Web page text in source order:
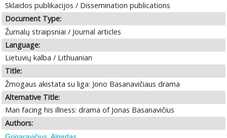
Sklaidos publikacijos / Dissemination publications
Document Type:
Žurnalų straipsniai / Journal articles
Language:
Lietuvių kalba / Lithuanian
Title:
Žmogaus akistata su liga: Jono Basanavičiaus drama
Alternative Title:
Man facing his illness: drama of Jonas Basanavičius
Authors: